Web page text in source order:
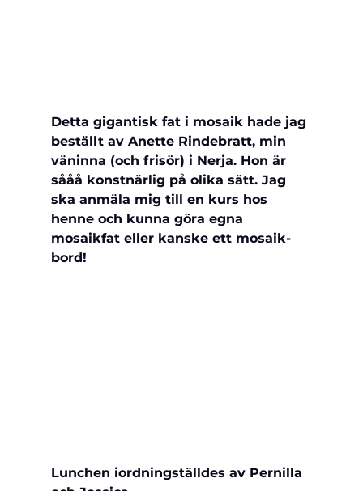
Detta gigantisk fat i mosaik hade jag
beställt av Anette Rindebratt, min
väninna (och frisör) i Nerja. Hon är
sååå konstnärlig på olika sätt. Jag
ska anmäla mig till en kurs hos
henne och kunna göra egna
mosaikfat eller kanske ett mosaik-
bord!
Lunchen iordningställdes av Pernilla